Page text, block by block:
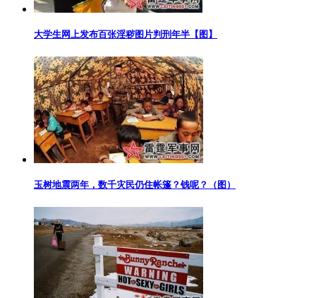
大学生网上发布百张淫秽图片判刑年半【图】
玉树地震两年，数千灾民仍住帐篷？钱呢？（图）